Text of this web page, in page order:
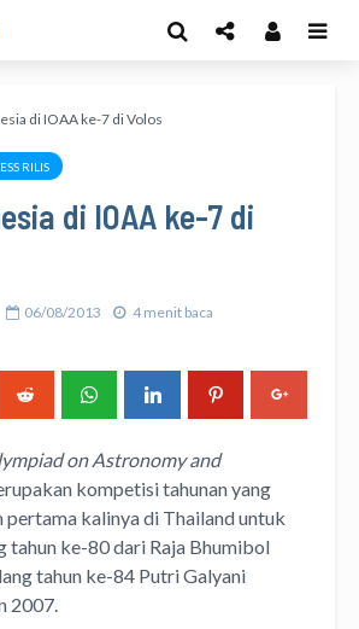
di IOAA ke-7 di Volos
RILIS
di IOAA ke-7 di
06/08/2013 4 menit baca
on Astronomy and
kompetisi tahunan yang
pertama kalinya di Thailand untuk
tahun ke-80 dari Raja Bhumibol
tahun ke-84 Putri Galyani
2007.